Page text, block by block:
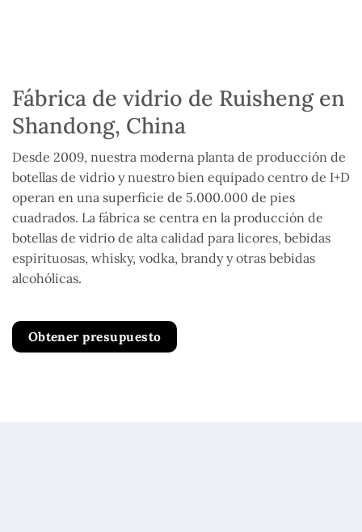
Fábrica de vidrio de Ruisheng en
Shandong, China
Desde 2009, nuestra moderna planta de producción de
botellas de vidrio y nuestro bien equipado centro de I+D
operan en una superficie de 5.000.000 de pies
cuadrados. La fábrica se centra en la producción de
botellas de vidrio de alta calidad para licores, bebidas
espirituosas, whisky, vodka, brandy y otras bebidas
alcohólicas.
Obtener presupuesto